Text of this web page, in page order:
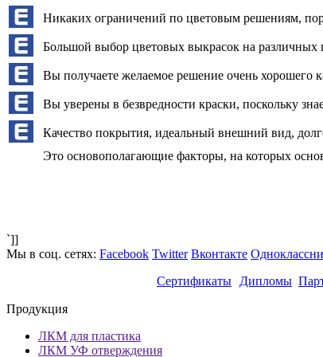
Никаких ограничений по цветовым решениям,
Большой выбор цветовых выкрасок на различных
Вы получаете желаемое решение очень хорошего
Вы уверены в безвредности краски, поскольку
Качество покрытия, идеальный внешний вид,
Это основополагающие факторы, на которых
`]]
Мы в соц. сетях: Facebook Twitter Вконтакте
Сертификаты
Дипломы
Продукция
ЛКМ для пластика
ЛКМ УФ отверждения